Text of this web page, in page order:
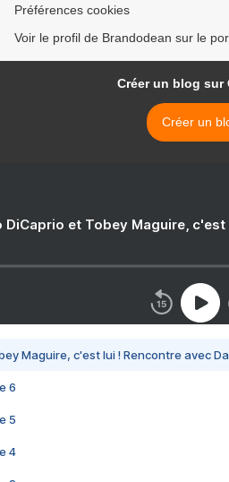
Préférences cookies
Voir le profil de Brandodean sur le
Créer un blog sur
Créer un
DiCaprio et Tobey Maguire,
Maguire, c'est lui ! Rencontre avec
6
5
4